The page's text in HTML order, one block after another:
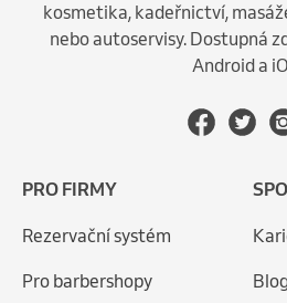
kosmetika, kadeřnictví,
nebo autoservisy. Dostupná
Android a
PRO FIRMY
Rezervační systém
Pro barbershopy